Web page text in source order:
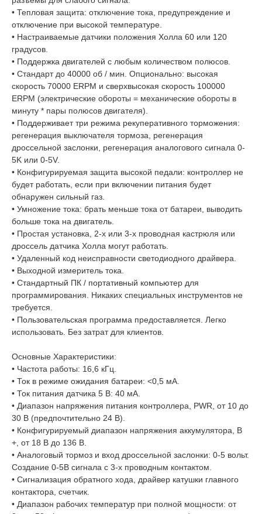
• Тепловая защита: отключение тока, предупреждение и
отключение при высокой температуре.
• Настраиваемые датчики положения Холла 60 или 120
градусов.
• Поддержка двигателей с любым количеством полюсов.
• Стандарт до 40000 об / мин. Опционально: высокая
скорость 70000 ERPM и сверхвысокая скорость 100000
ERPM (электрические обороты = механические обороты в
минуту * пары полюсов двигателя).
• Поддерживает три режима рекуперативного торможения:
регенерация выключателя тормоза, регенерация
дроссельной заслонки, регенерация аналогового сигнала 0-
5K или 0-5V.
• Конфигурируемая защита высокой педали: контроллер не
будет работать, если при включении питания будет
обнаружен сильный газ.
• Умножение тока: брать меньше тока от батареи, выводить
больше тока на двигатель.
• Простая установка, 2-х или 3-х проводная кастрюля или
дроссель датчика Холла могут работать.
• Удаленный код неисправности светодиодного драйвера.
• Выходной измеритель тока.
• Стандартный ПК / портативный компьютер для
программирования. Никаких специальных инструментов не
требуется.
• Пользовательская программа предоставляется. Легко
использовать. Без затрат для клиентов.
Основные Характеристики:
• Частота работы: 16,6 кГц.
• Ток в режиме ожидания батареи: <0,5 мА.
• Ток питания датчика 5 В: 40 мА.
• Диапазон напряжения питания контроллера, PWR, от 10 до
30 В (предпочтительно 24 В).
• Конфигурируемый диапазон напряжения аккумулятора, B
+, от 18 В до 136 В.
• Аналоговый тормоз и вход дроссельной заслонки: 0-5 вольт.
Создание 0-5В сигнала с 3-х проводным контактом.
• Сигнализация обратного хода, драйвер катушки главного
контактора, счетчик.
• Диапазон рабочих температур при полной мощности: от